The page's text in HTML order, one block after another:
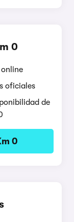
0
oficiales
de
0